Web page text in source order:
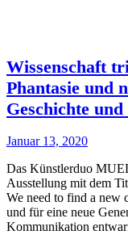
Wissenschaft
Phantasie und
Geschichte
Januar 13, 2020
Das Künstlerduo
Ausstellung mit dem
We need to find a new
und für eine neue
Kommunikation